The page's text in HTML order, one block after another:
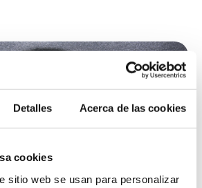
Detalles Acerca de las cookies
cookies
sitio web se usan para personalizar